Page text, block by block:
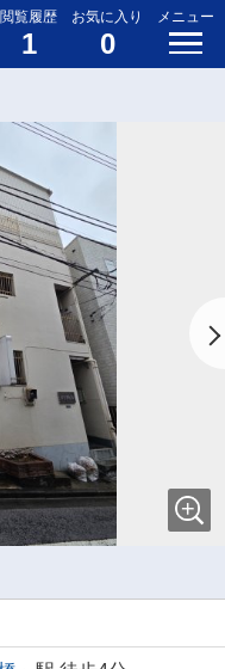
閲覧履歴
1
お気に入り
0
メニュー